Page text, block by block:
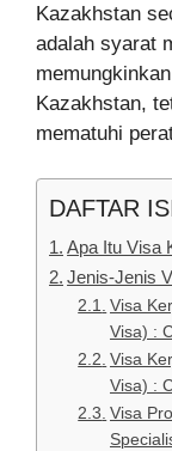
Kazakhstan
adalah syarat
Kazakhstan,
mematuhi
DAFTAR
Apa Itu Visa
Jenis-Jenis
Visa
Visa) :
Visa
Visa) :
Visa